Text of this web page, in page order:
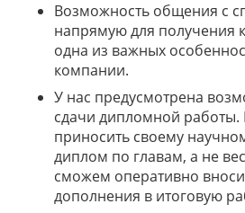
Возможность общения с
напрямую для получения
одна из важных
компании.
У нас предусмотрена
сдачи дипломной работы.
приносить своему
диплом по главам, а не
сможем оперативно
дополнения в итоговую